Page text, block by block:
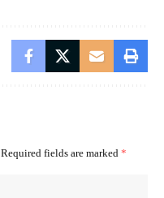
Required fields are marked *